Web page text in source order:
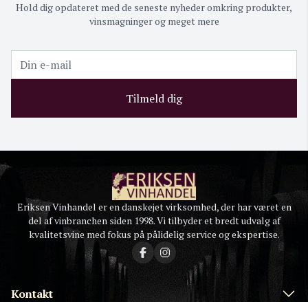
Hold dig opdateret med de seneste nyheder omkring produkter,
vinsmagninger og meget mere
Tilmeld dig
Eriksen Vinhandel er en danskejet virksomhed, der har været en
del af vinbranchen siden 1998. Vi tilbyder et bredt udvalg af
kvalitetsvine med fokus på pålidelig service og ekspertise.
Kontakt